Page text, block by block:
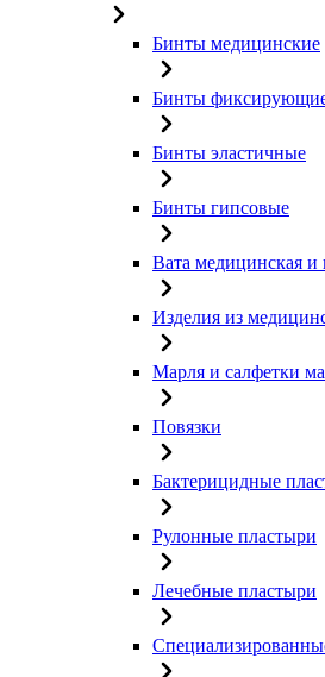
Бинты медицинские
Бинты
Бинты эластичные
Бинты гипсовые
Вата медицинская и
Изделия из
Марля и салфетки
Повязки
Бактерицидные
Рулонные пластыри
Лечебные пластыри